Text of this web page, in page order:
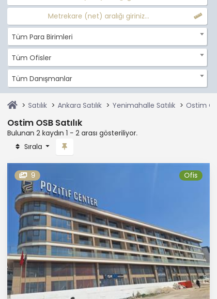
Metrekare (net) aralığı giriniz...
Tüm Para Birimleri
Tüm Ofisler
Tüm Danışmanlar
Satılık Ankara Satılık Yenimahalle Satılık Ostim
Ostim OSB Satılık
Bulunan 2 kaydın 1 - 2 arası gösteriliyor.
Sırala
9 Ofis